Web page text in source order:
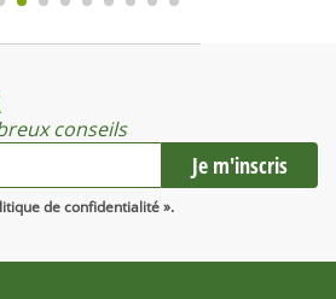
conseils
de confidentialité ».